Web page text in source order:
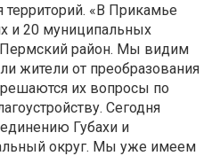
территорий. «В Прикамье
и 20 муниципальных
Пермский район. Мы видим
жители от преобразования
решаются их вопросы по
Сегодня
Губахи и
округ. Мы уже имеем